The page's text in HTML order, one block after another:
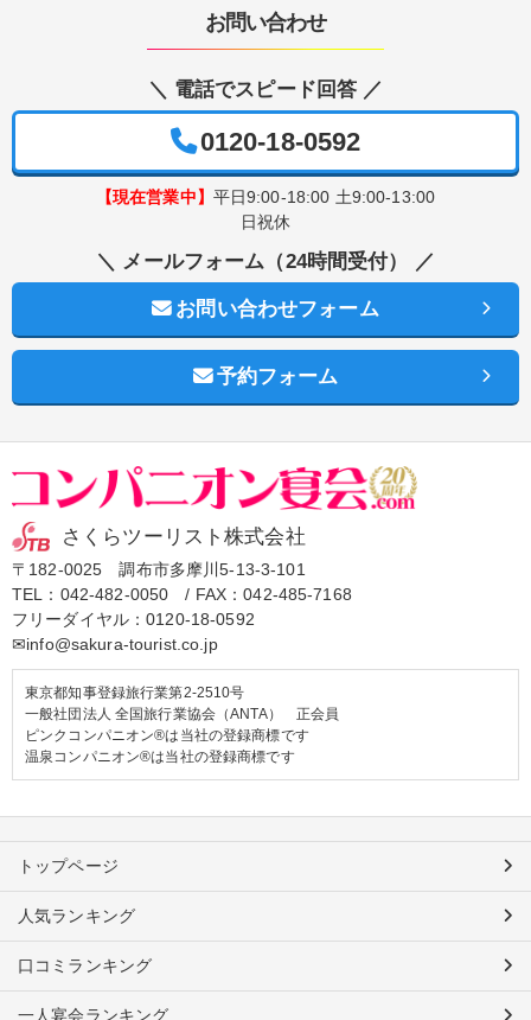
お問い合わせ
＼ 電話でスピード回答 ／
0120-18-0592
【現在営業中】 平日9:00-18:00 土9:00-13:00
日祝休
＼ メールフォーム（24時間受付） ／
お問い合わせフォーム
予約フォーム
さくらツーリスト株式会社
〒182-0025 調布市多摩川5-13-3-101
TEL： 042-482-0050 / FAX：042-485-7168
フリーダイヤル：0120-18-0592
✉info@sakura-tourist.co.jp
東京都知事登録旅行業第2-2510号
一般社団法人 全国旅行業協会（ANTA） 正会員
ピンクコンパニオン®は当社の登録商標です
温泉コンパニオン®は当社の登録商標です
トップページ
人気ランキング
口コミランキング
一人宴会ランキング